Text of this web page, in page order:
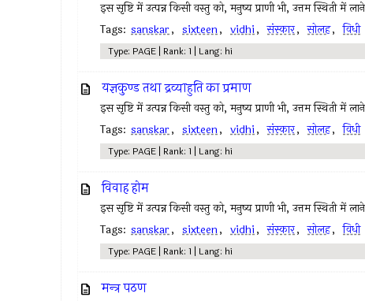
इस सृष्टि में उत्पन्न किसी वस्तु को, मनुष्य प्राणी भी, उत्तम स्थिती में
Tags: sanskar, sixteen, vidhi, संस्कार, सोलह, विधी
Type: PAGE | Rank: 1 | Lang: hi
यज्ञकुण्ड तथा द्रव्याहुति का प्रमाण
इस सृष्टि में उत्पन्न किसी वस्तु को, मनुष्य प्राणी भी, उत्तम स्थिती में
Tags: sanskar, sixteen, vidhi, संस्कार, सोलह, विधी
Type: PAGE | Rank: 1 | Lang: hi
विवाह होम
इस सृष्टि में उत्पन्न किसी वस्तु को, मनुष्य प्राणी भी, उत्तम स्थिती में
Tags: sanskar, sixteen, vidhi, संस्कार, सोलह, विधी
Type: PAGE | Rank: 1 | Lang: hi
मन्त्र पठण